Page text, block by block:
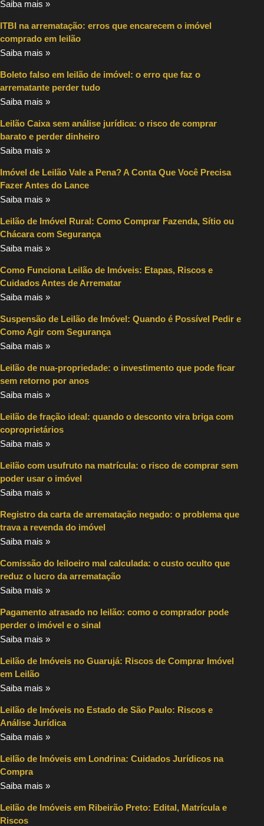
Saiba mais »
ITBI na arrematação: erros que encarecem o imóvel
comprado em leilão
Saiba mais »
Boleto falso em leilão de imóvel: o erro que faz o
arrematante perder tudo
Saiba mais »
Leilão Caixa sem análise jurídica: o risco de comprar
barato e perder dinheiro
Saiba mais »
Imóvel de Leilão Vale a Pena? A Conta Que Você Precisa
Fazer Antes do Lance
Saiba mais »
Leilão de Imóvel Rural: Como Comprar Fazenda, Sítio ou
Chácara com Segurança
Saiba mais »
Como Funciona Leilão de Imóveis: Etapas, Riscos e
Cuidados Antes de Arrematar
Saiba mais »
Suspensão de Leilão de Imóvel: Quando é Possível Pedir e
Como Agir com Segurança
Saiba mais »
Leilão de nua-propriedade: o investimento que pode ficar
sem retorno por anos
Saiba mais »
Leilão de fração ideal: quando o desconto vira briga com
coproprietários
Saiba mais »
Leilão com usufruto na matrícula: o risco de comprar sem
poder usar o imóvel
Saiba mais »
Registro da carta de arrematação negado: o problema que
trava a revenda do imóvel
Saiba mais »
Comissão do leiloeiro mal calculada: o custo oculto que
reduz o lucro da arrematação
Saiba mais »
Pagamento atrasado no leilão: como o comprador pode
perder o imóvel e o sinal
Saiba mais »
Leilão de Imóveis no Guarujá: Riscos de Comprar Imóvel
em Leilão
Saiba mais »
Leilão de Imóveis no Estado de São Paulo: Riscos e
Análise Jurídica
Saiba mais »
Leilão de Imóveis em Londrina: Cuidados Jurídicos na
Compra
Saiba mais »
Leilão de Imóveis em Ribeirão Preto: Edital, Matrícula e
Riscos